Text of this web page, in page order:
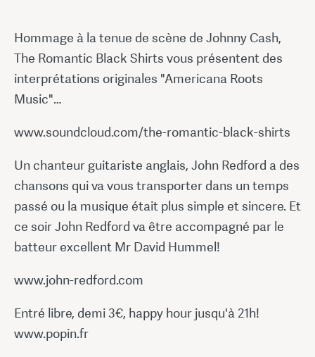
Hommage à la tenue de scène de Johnny Cash,
The Romantic Black Shirts vous présentent des
interprétations originales "Americana Roots
Music"…
www.soundcloud.com/the-romantic-black-shirts
Un chanteur guitariste anglais, John Redford a des
chansons qui va vous transporter dans un temps
passé ou la musique était plus simple et sincere. Et
ce soir John Redford va être accompagné par le
batteur excellent Mr David Hummel!
www.john-redford.com
Entré libre, demi 3€, happy hour jusqu'à 21h!
www.popin.fr